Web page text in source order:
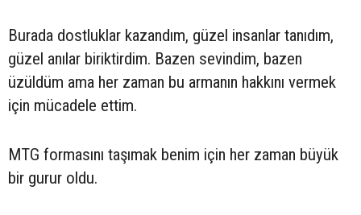
Burada dostluklar kazandım, güzel insanlar tanıdım,
güzel anılar biriktirdim. Bazen sevindim, bazen
üzüldüm ama her zaman bu armanın hakkını vermek
için mücadele ettim.
MTG formasını taşımak benim için her zaman büyük
bir gurur oldu.